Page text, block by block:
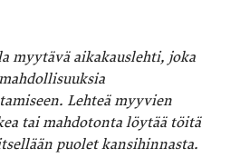
myytävä aikakauslehti, joka
Lehteä myyvien
tai mahdotonta löytää töitä
puolet kansihinnasta.